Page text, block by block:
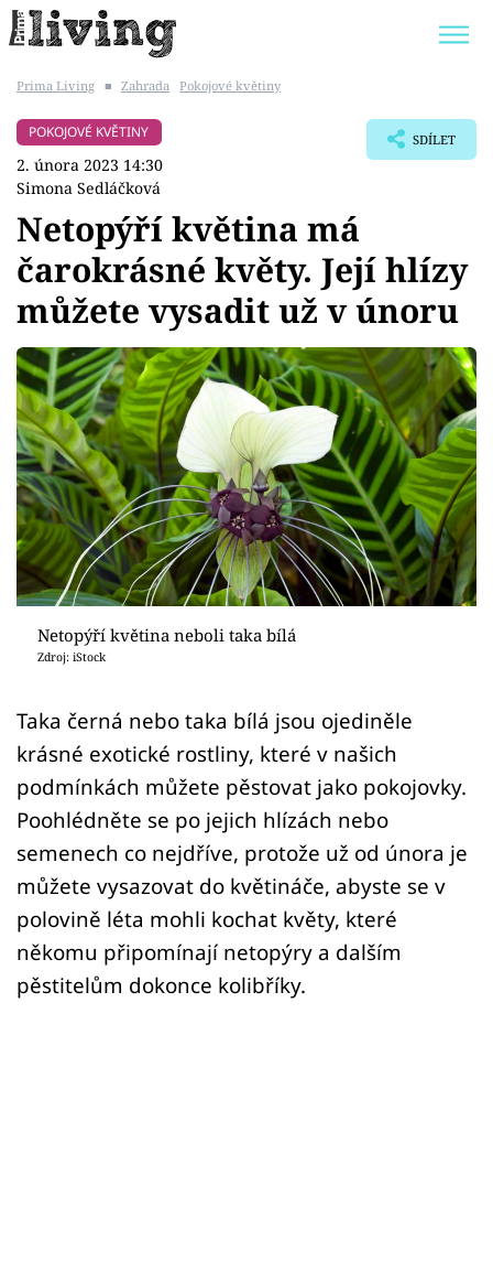
BYDLENÍ SLAVNÝCH
Témata
Bydlení
Zahrada
Design
Sledujte prima+
Přihlášení
Sledujte nás
Prima Living ■ Zahrada Pokojové květiny
POKOJOVÉ KVĚTINY
2. února 2023 14:30
Simona Sedláčková
SDÍLET
Netopýří květina má
čarokrásné květy. Její hlízy
můžete vysadit už v únoru
Netopýří květina neboli taka bílá
Zdroj: iStock
Taka černá nebo taka bílá jsou ojediněle
krásné exotické rostliny, které v našich
podmínkách můžete pěstovat jako pokojovky.
Poohlédněte se po jejich hlízách nebo
semenech co nejdříve, protože už od února je
můžete vysazovat do květináče, abyste se v
polovině léta mohli kochat květy, které
někomu připomínají netopýry a dalším
pěstitelům dokonce kolibříky.